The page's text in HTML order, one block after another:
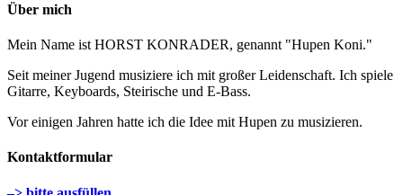
Über mich
Mein Name ist HORST KONRADER, genannt "Hupen Koni."
Seit meiner Jugend musiziere ich mit großer Leidenschaft. Ich spiele
Gitarre, Keyboards, Steirische und E-Bass.
Vor einigen Jahren hatte ich die Idee mit Hupen zu musizieren.
Kontaktformular